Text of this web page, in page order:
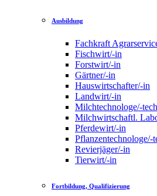
Ausbildung
Fachkraft
Fischwirt/-in
Forstwirt/-in
Gärtner/-in
Hauswirtschafter/-in
Landwirt/-in
Milchtechnologe/-
Milchwirtschaftl.
Pferdewirt/-in
Pflanzentechnologe/-
Revierjäger/-in
Tierwirt/-in
Fortbildung, Qualifizierung